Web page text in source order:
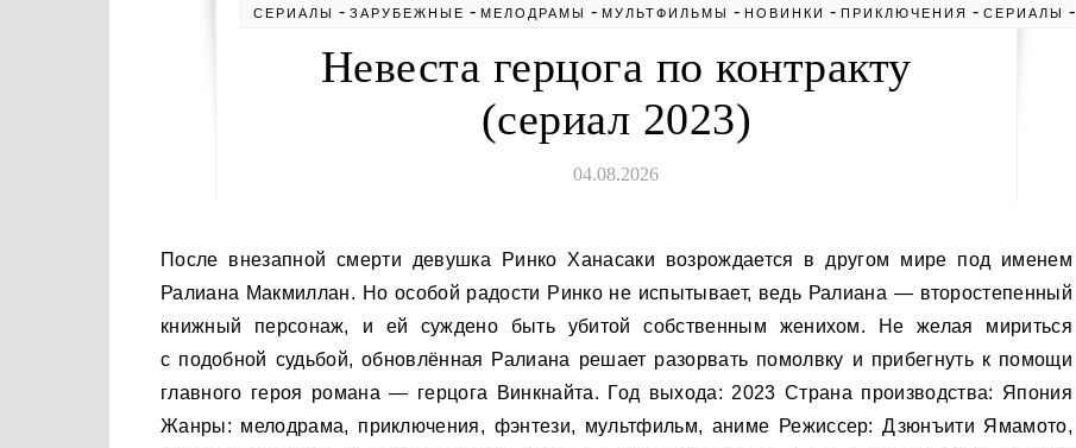
СЕРИАЛЫ -ЗАРУБЕЖНЫЕ -МЕЛОДРАМЫ -МУЛЬТФИЛЬМЫ -НОВИНКИ -ПРИКЛЮЧЕНИЯ -СЕРИАЛЫ -
Невеста герцога по контракту
(сериал 2023)
04.08.2026
После внезапной смерти девушка Ринко Ханасаки возрождается в другом мире под именем
Ралиана Макмиллан. Но особой радости Ринко не испытывает, ведь Ралиана — второстепенный
книжный персонаж, и ей суждено быть убитой собственным женихом. Не желая мириться
с подобной судьбой, обновлённая Ралиана решает разорвать помолвку и прибегнуть к помощи
главного героя романа — герцога Винкнайта. Год выхода: 2023 Страна производства: Япония
Жанры: мелодрама, приключения, фэнтези, мультфильм, аниме Режиссер: Дзюнъити Ямамото,